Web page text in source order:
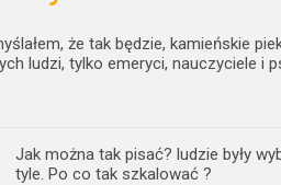
że tak będzie, kamieńskie
ludzi, tylko emeryci, nauczyciele i
Jak można tak pisać? ludzie były
tyle. Po co tak szkalować ?